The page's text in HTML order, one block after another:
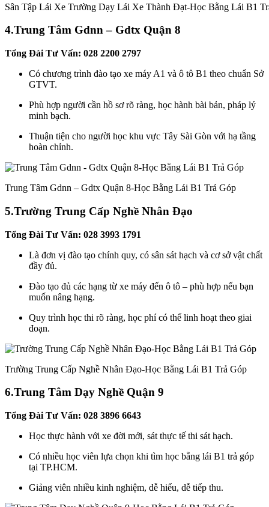
Sân Tập Lái Xe Trường Dạy Lái Xe Thành Đạt-Học Bằng Lái B1
4.Trung Tâm Gdnn – Gdtx Quận 8
Tổng Đài Tư Vấn: 028 2200 2797
Có chương trình đào tạo xe máy A1 và ô tô B1 theo chuẩn Sở
GTVT.
Phù hợp người cần hồ sơ rõ ràng, học hành bài bản, pháp lý
minh bạch.
Thuận tiện cho người học khu vực Tây Sài Gòn với hạ tầng
hoàn chỉnh.
Trung Tâm Gdnn – Gdtx Quận 8-Học Bằng Lái B1 Trả Góp
5.Trường Trung Cấp Nghề Nhân Đạo
Tổng Đài Tư Vấn: 028 3993 1791
Là đơn vị đào tạo chính quy, có sân sát hạch và cơ sở vật chất
đầy đủ.
Đào tạo đủ các hạng từ xe máy đến ô tô – phù hợp nếu bạn
muốn nâng hạng.
Quy trình học thi rõ ràng, học phí có thể linh hoạt theo giai
đoạn.
Trường Trung Cấp Nghề Nhân Đạo-Học Bằng Lái B1 Trả Góp
6.Trung Tâm Dạy Nghề Quận 9
Tổng Đài Tư Vấn: 028 3896 6643
Học thực hành với xe đời mới, sát thực tế thi sát hạch.
Có nhiều học viên lựa chọn khi tìm học bằng lái B1 trả góp
tại TP.HCM.
Giảng viên nhiều kinh nghiệm, dễ hiểu, dễ tiếp thu.